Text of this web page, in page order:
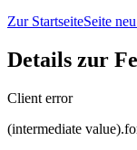
Zur StartseiteSeite
Details zur
Client error
(intermediate